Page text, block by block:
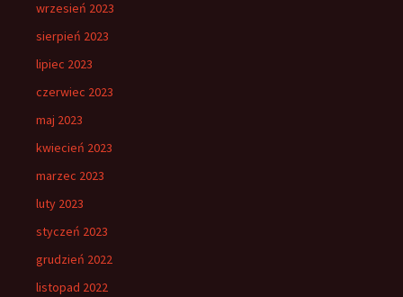
wrzesień 2023
sierpień 2023
lipiec 2023
czerwiec 2023
maj 2023
kwiecień 2023
marzec 2023
luty 2023
styczeń 2023
grudzień 2022
listopad 2022